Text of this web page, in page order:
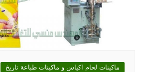
ماكينات لحام اكياس و ماكينات طباعة تاريخ